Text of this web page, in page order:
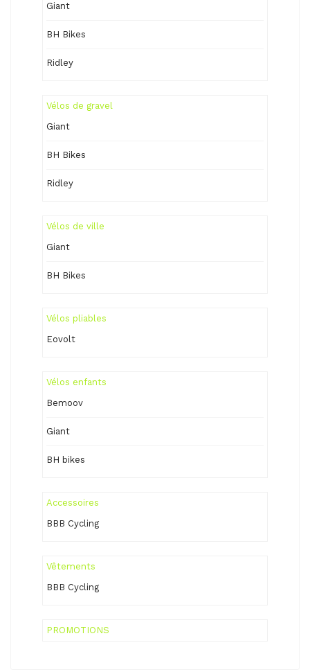
Giant
BH Bikes
Ridley
Vélos de gravel
Giant
BH Bikes
Ridley
Vélos de ville
Giant
BH Bikes
Vélos pliables
Eovolt
Vélos enfants
Bemoov
Giant
BH bikes
Accessoires
BBB Cycling
Vêtements
BBB Cycling
PROMOTIONS